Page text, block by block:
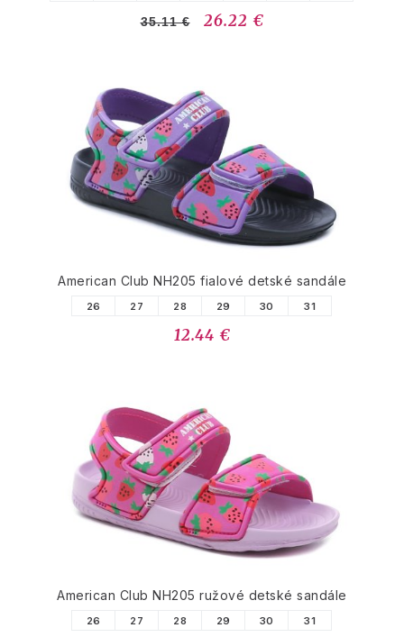
35.11 € 26.22 €
American Club NH205 fialové detské sandále
26 27 28 29 30 31
12.44 €
American Club NH205 ružové detské sandále
26 27 28 29 30 31